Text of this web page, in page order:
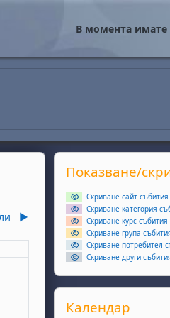
В момента имате
▶︎
6 юнинеделя, 7 юни
Прескочи Показване/
Показване/
Скриване сайт събития
Скриване категория
Скриване курс събития
Скриване група
Скриване потребител
Скриване други
Прескочи Календар
Календар